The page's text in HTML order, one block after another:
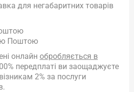
для негабаритних товарів
Поштою
онлайн обробляється в
передплаті ви заощаджуєте
2% за послуги